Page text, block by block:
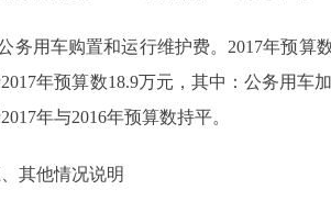
用车购置和运行维护费。2017年预算数
年预算数18.9万元，其中：公务用车
年与2016年预算数持平。
他情况说明